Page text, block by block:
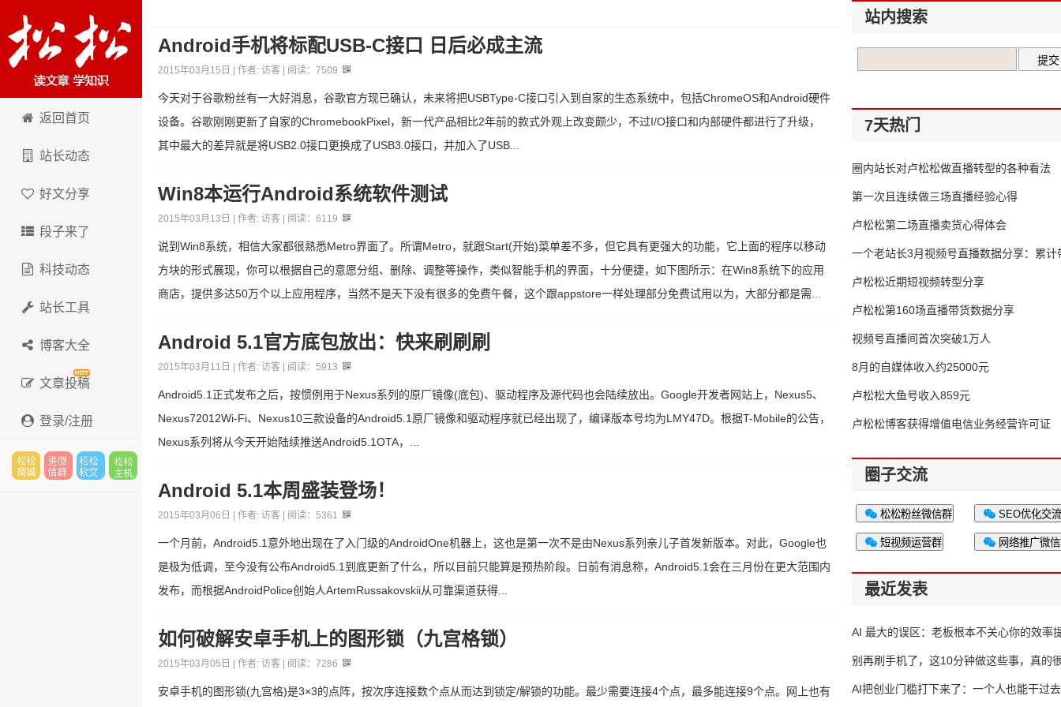
松松科技
返回首页
站长动态
好文分享
段子来了
科技动态
站长工具
博客大全
文章投稿
登录/注册
Android手机将标配USB-C接口 日后必成主流
2015年03月15日 | 作者: 访客 | 阅读： 7509
今天对于谷歌粉丝有一大好消息，谷歌官方现已确认，未来将把USBType-C接口引入到自家的生态系统中，包括ChromeOS和Android硬件
设备。谷歌刚刚更新了自家的ChromebookPixel，新一代产品相比2年前的款式外观上改变颇少，不过I/O接口和内部硬件都进行了升级，
其中最大的差异就是将USB2.0接口更换成了USB3.0接口，并加入了USB...
Win8本运行Android系统软件测试
2015年03月13日 | 作者: 访客 | 阅读： 6119
说到Win8系统，相信大家都很熟悉Metro界面了。所谓Metro，就跟Start(开始)菜单差不多，但它具有更强大的功能，它上面的程序以移动
方块的形式展现，你可以根据自己的意愿分组、删除、调整等操作，类似智能手机的界面，十分便捷，如下图所示：在Win8系统下的应用
商店，提供多达50万个以上应用程序，当然不是天下没有很多的免费午餐，这个跟appstore一样处理部分免费试用以为，大部分都是需...
Android 5.1官方底包放出：快来刷刷刷
2015年03月11日 | 作者: 访客 | 阅读： 5913
Android5.1正式发布之后，按惯例用于Nexus系列的原厂镜像(底包)、驱动程序及源代码也会陆续放出。Google开发者网站上，Nexus5、
Nexus72012Wi-Fi、Nexus10三款设备的Android5.1原厂镜像和驱动程序就已经出现了，编译版本号均为LMY47D。根据T-Mobile的公告，
Nexus系列将从今天开始陆续推送Android5.1OTA，...
Android 5.1本周盛装登场！
2015年03月06日 | 作者: 访客 | 阅读： 5361
一个月前，Android5.1意外地出现在了入门级的AndroidOne机器上，这也是第一次不是由Nexus系列亲儿子首发新版本。对此，Google也
是极为低调，至今没有公布Android5.1到底更新了什么，所以目前只能算是预热阶段。日前有消息称，Android5.1会在三月份在更大范围内
发布，而根据AndroidPolice创始人ArtemRussakovskii从可靠渠道获得...
如何破解安卓手机上的图形锁（九宫格锁）
2015年03月05日 | 作者: 访客 | 阅读： 7286
安卓手机的图形锁(九宫格)是3×3的点阵，按次序连接数个点从而达到锁定/解锁的功能。最少需要连接4个点，最多能连接9个点。网上也有
站内搜索
7天热门
圈内站长对卢松松做直播转型的各种看法
第一次且连续做三场直播经验心得
卢松松第二场直播卖货心得体会
一个老站长3月视频号直播数据分享：累计
65万
卢松松近期短视频转型分享
卢松松第160场直播带货数据分享
视频号直播间首次突破1万人
8月的自媒体收入约25000元
卢松松大鱼号收入859元
卢松松博客获得增值电信业务经营许可证
圈子交流
松松粉丝微信群 SEO优化交
短视频运营群 网络推广微
最近发表
AI 最大的误区：老板根本不关心你的效率
别再刷手机了，这10分钟做这些事，真的
AI把创业门槛打下来了：一个人也能干过